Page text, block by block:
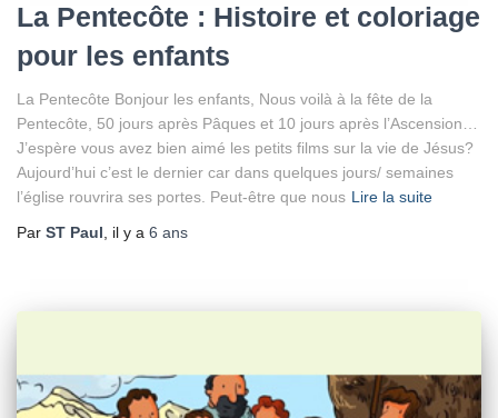
La Pentecôte : Histoire et coloriage
pour les enfants
La Pentecôte Bonjour les enfants, Nous voilà à la fête de la
Pentecôte, 50 jours après Pâques et 10 jours après l’Ascension…
J’espère vous avez bien aimé les petits films sur la vie de Jésus?
Aujourd’hui c’est le dernier car dans quelques jours/ semaines
l’église rouvrira ses portes. Peut-être que nous Lire la suite
Par ST Paul , il y a 6 ans